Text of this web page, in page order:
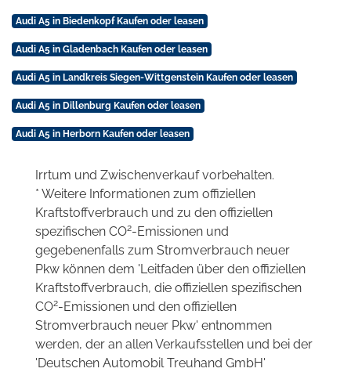
Audi A5 in Biedenkopf Kaufen oder leasen
Audi A5 in Gladenbach Kaufen oder leasen
Audi A5 in Landkreis Siegen-Wittgenstein Kaufen oder leasen
Audi A5 in Dillenburg Kaufen oder leasen
Audi A5 in Herborn Kaufen oder leasen
Irrtum und Zwischenverkauf vorbehalten.
* Weitere Informationen zum offiziellen
Kraftstoffverbrauch und zu den offiziellen
spezifischen CO2-Emissionen und
gegebenenfalls zum Stromverbrauch neuer
Pkw können dem 'Leitfaden über den offiziellen
Kraftstoffverbrauch, die offiziellen spezifischen
CO2-Emissionen und den offiziellen
Stromverbrauch neuer Pkw' entnommen
werden, der an allen Verkaufsstellen und bei der
'Deutschen Automobil Treuhand GmbH'